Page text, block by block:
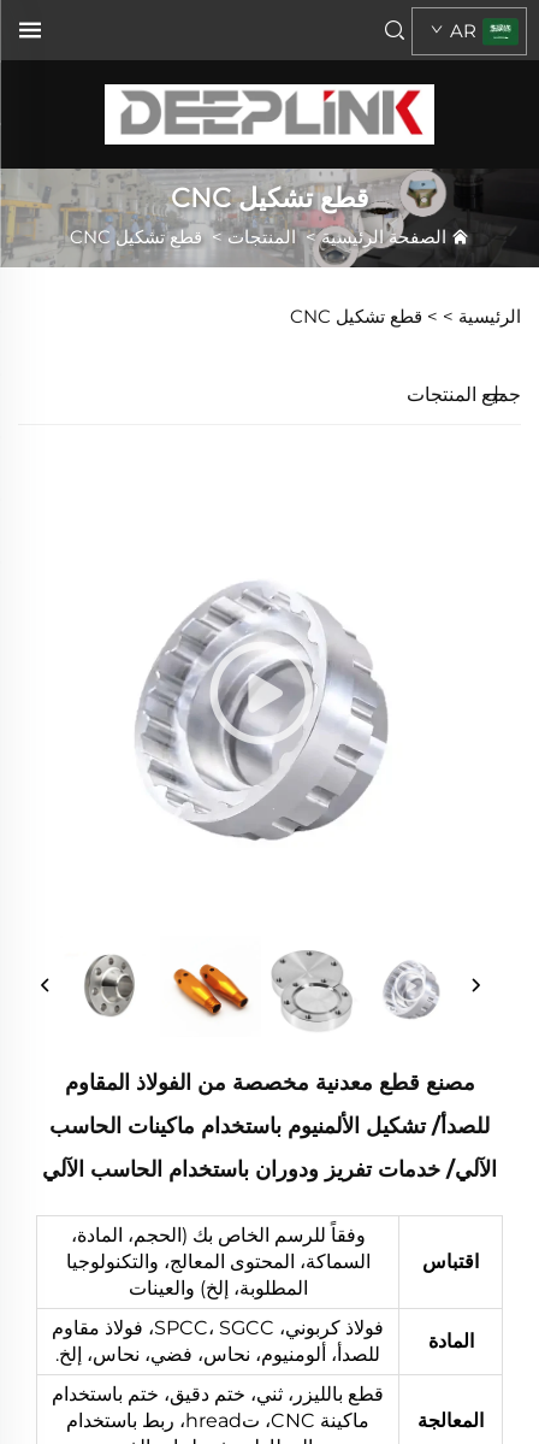
AR
قطع تشكيل CNC
الصفحة الرئيسية>المنتجات>قطع تشكيل CNC
الرئيسية > > قطع تشكيل CNC
جميع المنتجات
مصنع قطع معدنية مخصصة من الفولاذ المقاوم
للصدأ/ تشكيل الألمنيوم باستخدام ماكينات الحاسب
الآلي/ خدمات تفريز ودوران باستخدام الحاسب الآلي
اقتباس
وفقاً للرسم الخاص بك (الحجم، المادة،
السماكة، المحتوى المعالج، والتكنولوجيا
المطلوبة، إلخ) والعينات
المادة
فولاذ كربوني، SPCC، SGCC، فولاذ مقاوم
للصدأ، ألومنيوم، نحاس، فضي، نحاس، إلخ.
المعالجة
قطع بالليزر، ثني، ختم دقيق، ختم باستخدام
ماكينة CNC، تhread، ربط باستخدام